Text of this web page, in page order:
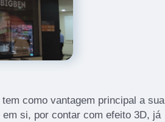
como vantagem principal a sua
si, por contar com efeito 3D, já